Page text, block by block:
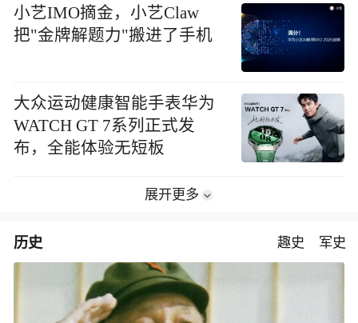
小艺IMO摘金，小艺Claw
把"金牌解题力"搬进了手机
大众运动健康智能手表华为
WATCH GT 7系列正式发
布，全能体验无短板
展开更多
历史 趣史 军史